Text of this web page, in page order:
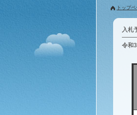
トップペ
入札
令和